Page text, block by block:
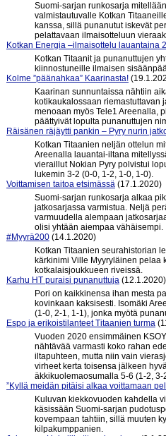
Suomi-sarjan runkosarja
valmistautuvalle Kotkan
kanssa, sillä punanutut iskevät
pelattavaan ilmaisotteluun
Kotkan Energia –ilmaisottelu lauantaina
Kotkan Titaanit ja punanuttujen
kiinnostuneille ilmaisen
Kolme ”päänahkaa” Kaarinasta!
Kaarinan sunnuntaissa nähtiin
kotikaukalossaan riemastuttavan
menoaan myös Tele1 Areenalla,
päättyivät lopulta punanuttujen
Räisänen räjäytti pankin – Pyry nurin
Kotkan Titaanien neljän ottelun
Areenalla lauantai-iltana
vieraillut Nokian Pyry polvistui
lukemin 3-2 (0-0, 1-2, 1-0, 1-0).
Voittamisen taitoa etsimässä (17.1.2020)
Suomi-sarjan runkosarja alkaa
jatkosarjassa varmistua. Neljä
varmuudella alempaan
olisi yhtään aiempaa vähäisempi.
#Myyrä200 (14.1.2020)
Kotkan Titaanien seurahistorian
kärkinimi Ville Myyryläinen pelaa
kotkalaisjoukkueen riveissä.
Karhu HT puraisi punanuttuja (12.1.2020)
Pori on kaikkinensa ihan mesta
kovinkaan kaksisesti. Isomäki
(1-0, 2-1, 1-1), jonka myötä
Espo ja erikoistilanteet Titaanien turma
Vuoden 2020 ensimmäinen
nähtävää varmasti koko rahan
iltapuhteen, mutta niin vain
virheet kerta toisensa jälkeen
äkkikuolemaosumalla 5-6 (1-2, 3-
”Kyllä meidän pitäisi alkaa voittamaan
Kuluvan kiekkovuoden kahdella
käsissään Suomi-sarjan
kovempaan tahtiin, sillä muuten
kilpakumppanien.